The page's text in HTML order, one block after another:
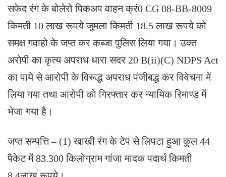
सफेद रंग के बोलेरो पिकअप वाहन क्रं0 CG 08-BB-8009
किमती 10 लाख रूपये जुमला किमती 18.5 लाख रूपये को
समक्ष गवाहो के जप्त कर कब्जा पुलिस लिया गया। उक्त
अरोपी का कृत्य अपराध धारा सदर 20 B(ii)(C) NDPS Act
का पाये से आरोपी के विरूद्ध अपराध पंजीबद्ध कर विवेचना में
लिया गया तथा आरोपी को गिरफ्तार कर न्यायिक रिमाण्ड में
भेजा गया है।
जप्त सम्पत्ति – (1) खाखी रंग के टेप से लिपटा हुआ कुल 44
पैकेट में 83.300 किलोग्राम गांजा मादक पदार्थ किमती